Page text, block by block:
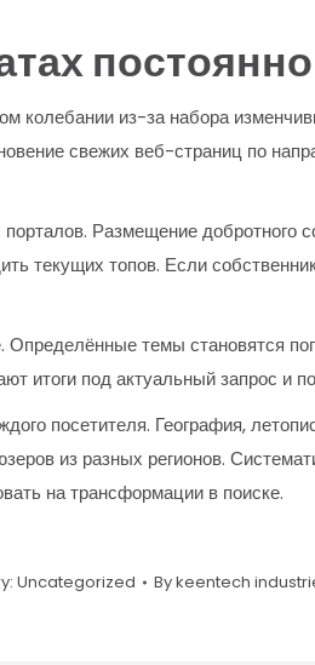
колебании из-за набора
свежих веб-страниц по
Размещение
текущих топов. Если
темы становятся
итоги под актуальный запрос и
посетителя. География,
из разных регионов.
на трансформации в поиске.
Uncategorized Bykeentech